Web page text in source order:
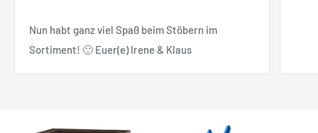
Nun habt ganz viel Spaß beim Stöbern im
Sortiment! 🙂 Euer(e) Irene & Klaus